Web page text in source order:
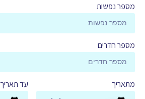
מספר נפשות
מספר חדרים
מתאריך עד תאריך